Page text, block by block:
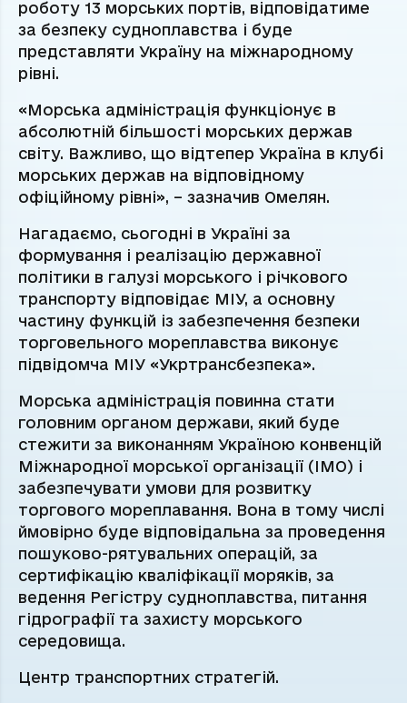
роботу 13 морських портів, відповідатиме
за безпеку судноплавства і буде
представляти Україну на міжнародному
рівні.
«Морська адміністрація функціонує в
абсолютній більшості морських держав
світу. Важливо, що відтепер Україна в клубі
морських держав на відповідному
офіційному рівні», – зазначив Омелян.
Нагадаємо, сьогодні в Україні за
формування і реалізацію державної
політики в галузі морського і річкового
транспорту відповідає МІУ, а основну
частину функцій із забезпечення безпеки
торговельного мореплавства виконує
підвідомча МІУ «Укртрансбезпека».
Морська адміністрація повинна стати
головним органом держави, який буде
стежити за виконанням Україною конвенцій
Міжнародної морської організації (IMO) і
забезпечувати умови для розвитку
торгового мореплавання. Вона в тому числі
ймовірно буде відповідальна за проведення
пошуково-рятувальних операцій, за
сертифікацію кваліфікації моряків, за
ведення Регістру судноплавства, питання
гідрографії та захисту морського
середовища.
Центр транспортних стратегій.